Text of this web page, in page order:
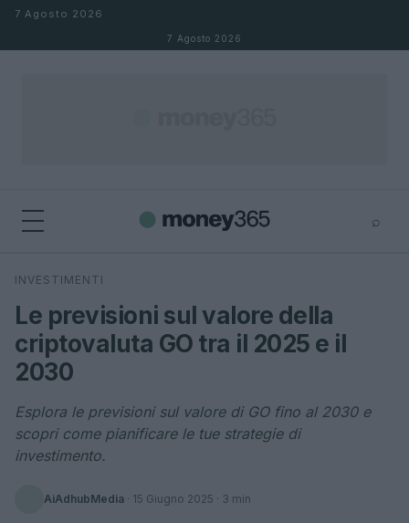
Salta al contenuto
7 Agosto 2026
7 Agosto 2026
⌕
Cerca
INVESTIMENTI
Le previsioni sul valore della
criptovaluta GO tra il 2025 e il
2030
Esplora le previsioni sul valore di GO fino al 2030 e
scopri come pianificare le tue strategie di
investimento.
AiAdhubMedia · 15 Giugno 2025 · 3 min